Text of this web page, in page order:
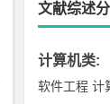
文献综述
计算机类:
软件工程 计